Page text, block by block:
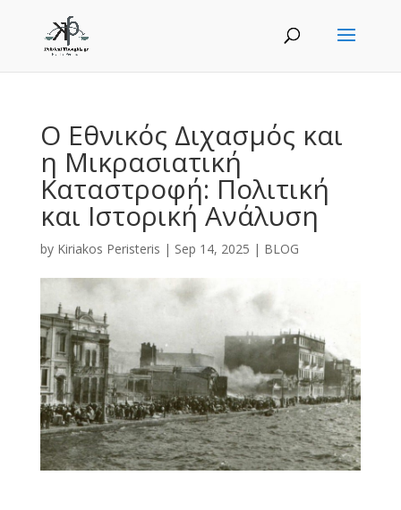
Ο Εθνικός Διχασμός και
η Μικρασιατική
Καταστροφή: Πολιτική
και Ιστορική Ανάλυση
by Kiriakos Peristeris | Sep 14, 2025 | BLOG